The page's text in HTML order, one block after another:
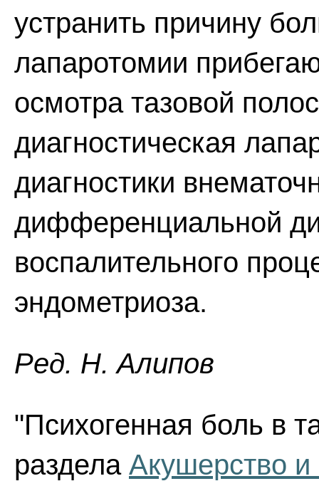
устранить причину
лапаротомии
осмотра тазовой
диагностическая
диагностики
дифференциальной
воспалительного
эндометриоза.
Ред. Н. Алипов
"Психогенная боль в
раздела Акушерство и